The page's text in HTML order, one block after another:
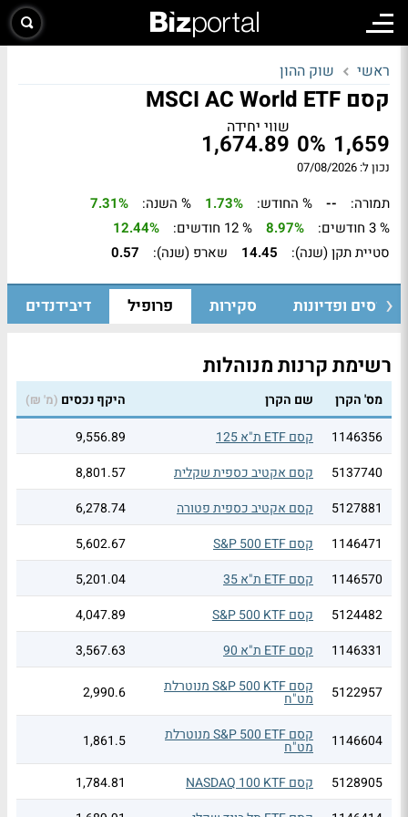
ראשי שוק ההון
קסם MSCI AC World ETF
1,659
0%
שווי יחידה
1,674.89
נכון ל: 07/08/2026
תמורה: -- % החודש: 1.73% % השנה:
7.31%
% 3 חודשים:
8.97% % 12 חודשים:
12.44%
סטיית תקן (שנה):
14.45 שארפ (שנה): 0.57
גיוסים ופדיונות סקירות פרופיל דיבידנדים
רשימת קרנות מנוהלות
מס' הקרן שם הקרן היקף נכסים (מ' ₪)
1146356 קסם ETF ת"א 125
9,556.89
5137740
קסם אקטיב כספית שקלית
8,801.57
5127881
קסם אקטיב כספית פטורה
6,278.74
1146471
קסם S&P 500 ETF
5,602.67
1146570
קסם ETF ת"א 35
5,201.04
5124482
קסם S&P 500 KTF
4,047.89
1146331
קסם ETF ת"א 90 3,567.63
5122957 קסם S&P 500 KTF מנוטרלת
מט"ח 2,990.6
1146604 קסם S&P 500 ETF מנוטרלת
מט"ח 1,861.5
5128905 קסם NASDAQ 100 KTF
1,784.81